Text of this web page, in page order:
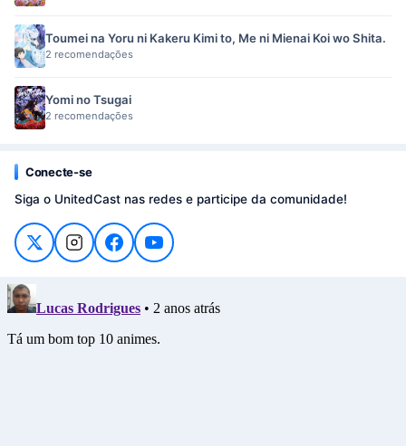
Toumei na Yoru ni Kakeru Kimi to, Me ni Mienai Koi wo Shita.
2 recomendações
Yomi no Tsugai
2 recomendações
Conecte-se
Siga o UnitedCast nas redes e participe da comunidade!